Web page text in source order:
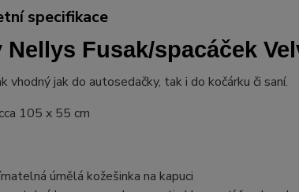
specifikace
Nellys Fusak/spacáček
vhodný jak do autosedačky, tak i do kočárku či saní.
cca 105 x 55 cm
úmělá kožešinka na kapuci